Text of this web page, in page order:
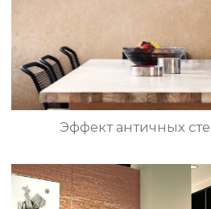
отблеском в гостиной